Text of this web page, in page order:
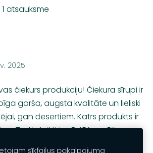
1 atsauksme
2025
čiekurs produkciju! Čiekura sīrupi ir
garša, augsta kvalitāte un lieliski
gan desertiem. Katrs produkts ir
radīts. Noteikti iegādāšos vēl!
sīkfailus pakalpojuma